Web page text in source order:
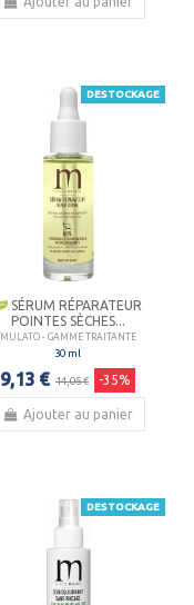
DESTOCKAGE
SÉRUM RÉPARATEUR
POINTES SÈCHES...
MULATO - GAMME TRAITANTE
30 ml
9,13 € 14,05 € -35%
Ajouter au panier
DESTOCKAGE